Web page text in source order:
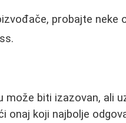
probajte neke
može biti izazovan, ali
onaj koji najbolje